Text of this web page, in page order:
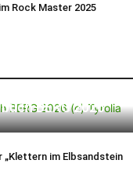
Rock Master 2025
BERG 2026
„Klettern im Elbsandstein